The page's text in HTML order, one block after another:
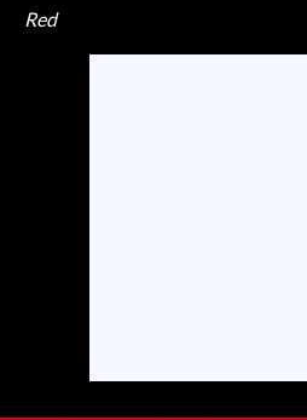
Red